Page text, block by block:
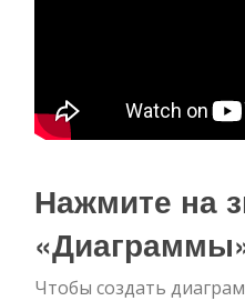
Нажмите на
Чтобы создать